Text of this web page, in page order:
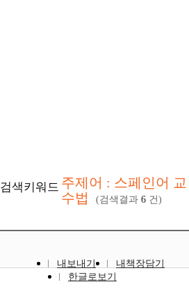
검색키워드 주제어 : 스페인어 교
수법
(검색결과 6 건)
내보내기
내책장담기
한글로보기